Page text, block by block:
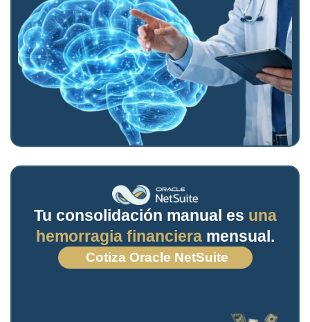
Tu consolidación manual es una
hemorragia financieramensual.
Cotiza Oracle NetSuite